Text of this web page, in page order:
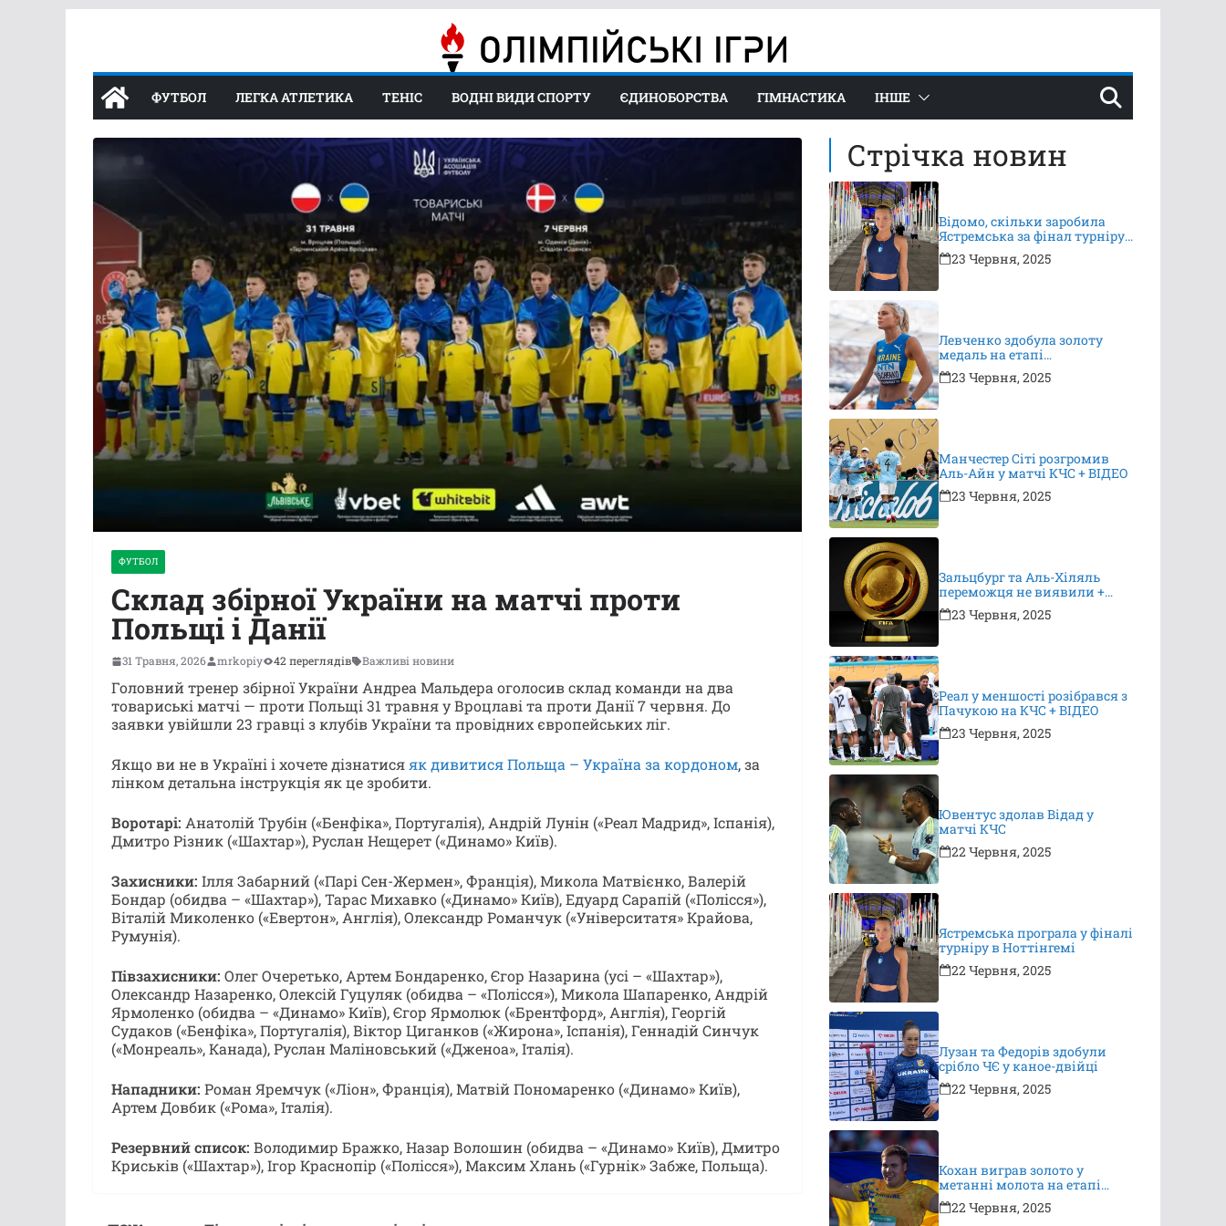
ФУТБОЛ ЛЕГКА АТЛЕТИКА ТЕНІС ВОДНІ ВИДИ СПОРТУ ЄДИНОБОРСТВА ГІМНАСТИКА ІНШЕ
ФУТБОЛ
Склад збірної України на матчі проти
Польщі і Данії
31 Травня, 2026 mrkopiy 42 переглядів Важливі новини
Головний тренер збірної України Андреа Мальдера оголосив склад команди на два
товариські матчі — проти Польщі 31 травня у Вроцлаві та проти Данії 7 червня. До
заявки увійшли 23 гравці з клубів України та провідних європейських ліг.
Якщо ви не в Україні і хочете дізнатисяяк дивитися Польща – Україна за кордоном, за
лінком детальна інструкція як це зробити.
Воротарі: Анатолій Трубін («Бенфіка», Португалія), Андрій Лунін («Реал Мадрид», Іспанія),
Дмитро Різник («Шахтар»), Руслан Нещерет («Динамо» Київ).
Захисники: Ілля Забарний («Парі Сен-Жермен», Франція), Микола Матвієнко, Валерій
Бондар (обидва – «Шахтар»), Тарас Михавко («Динамо» Київ), Едуард Сарапій («Полісся»),
Віталій Миколенко («Евертон», Англія), Олександр Романчук («Університатя» Крайова,
Румунія).
Півзахисники: Олег Очеретько, Артем Бондаренко, Єгор Назарина (усі – «Шахтар»),
Олександр Назаренко, Олексій Гуцуляк (обидва – «Полісся»), Микола Шапаренко, Андрій
Ярмоленко (обидва – «Динамо» Київ), Єгор Ярмолюк («Брентфорд», Англія), Георгій
Судаков («Бенфіка», Португалія), Віктор Циганков («Жирона», Іспанія), Геннадій Синчук
(«Монреаль», Канада), Руслан Маліновський («Дженоа», Італія).
Нападники: Роман Яремчук («Ліон», Франція), Матвій Пономаренко («Динамо» Київ),
Артем Довбик («Рома», Італія).
Резервний список: Володимир Бражко, Назар Волошин (обидва – «Динамо» Київ), Дмитро
Криськів («Шахтар»), Ігор Краснопір («Полісся»), Максим Хлань («Гурнік» Забже, Польща).
Стрічка новин
Відомо, скільки заробила
Ястремська за фінал турніру
в Ноттінгемі
23 Червня, 2025
Левченко здобула золоту
медаль на етапі
Континентального туру
23 Червня, 2025
Манчестер Сіті розгромив
Аль-Айн у матчі КЧС + ВІДЕО
23 Червня, 2025
Зальцбург та Аль-Хіляль
переможця не виявили +
ВІДЕО
23 Червня, 2025
Реал у меншості розібрався з
Пачукою на КЧС + ВІДЕО
23 Червня, 2025
Ювентус здолав Відад у
матчі КЧС
22 Червня, 2025
Ястремська програла у фіналі
турніру в Ноттінгемі
22 Червня, 2025
Лузан та Федорів здобули
срібло ЧЄ у каное-двійці
22 Червня, 2025
Кохан виграв золото у
метанні молота на етапі
Континентального туру
22 Червня, 2025